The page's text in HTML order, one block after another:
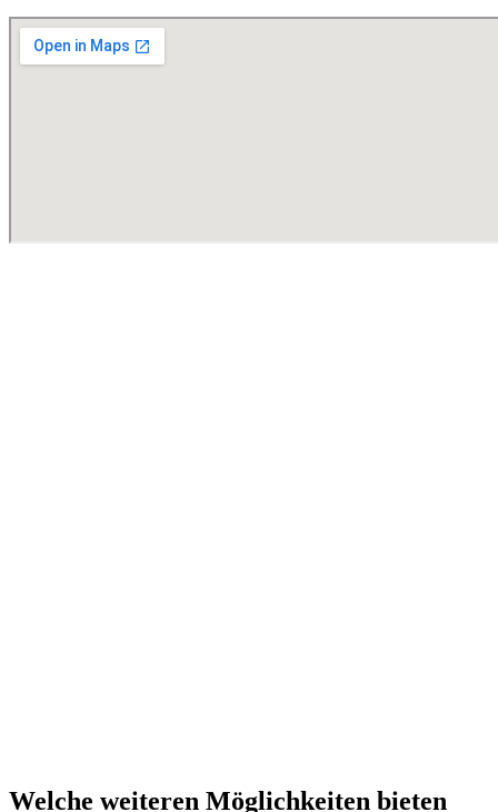
Welche weiteren Möglichkeiten bieten